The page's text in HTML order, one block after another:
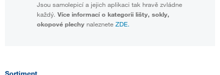
Jsou samolepicí a jejich aplikaci tak hravě zvládne
každý. Více informací o kategorii lišty, sokly,
okopové plechy naleznete ZDE.
Sortiment